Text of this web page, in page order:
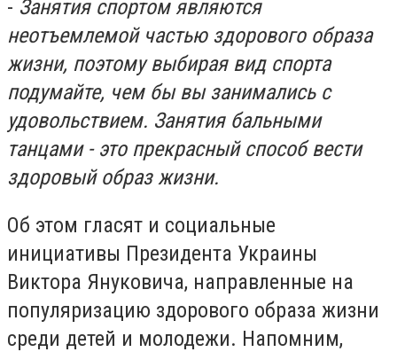
- Занятия спортом являются
неотъемлемой частью здорового образа
жизни, поэтому выбирая вид спорта
подумайте, чем бы вы занимались с
удовольствием. Занятия бальными
танцами - это прекрасный способ вести
здоровый образ жизни.
Об этом гласят и социальные
инициативы Президента Украины
Виктора Януковича, направленные на
популяризацию здорового образа жизни
среди детей и молодежи. Напомним,